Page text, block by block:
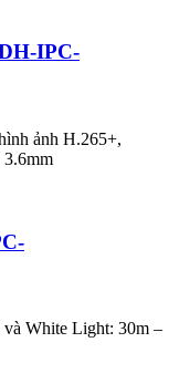
IPC-
ảnh H.265+,
White Light: 30m –